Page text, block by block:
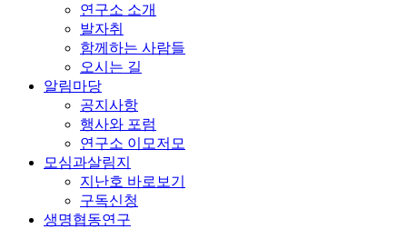
연구소 소개
발자취
함께하는 사람들
오시는 길
알림마당
공지사항
행사와 포럼
연구소 이모저모
모심과살림지
지난호 바로보기
구독신청
생명협동연구